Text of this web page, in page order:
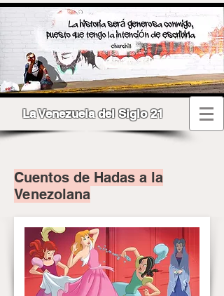
La Venezuela del Siglo 21
Cuentos de Hadas a la
Venezolana